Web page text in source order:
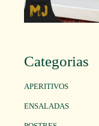
Categorias
APERITIVOS
ENSALADAS